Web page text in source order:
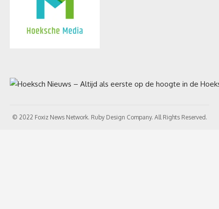
© 2022 Foxiz News Network. Ruby Design Company. All Rights Reserved.